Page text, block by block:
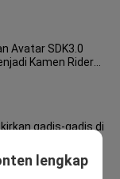
Avatar SDK3.0
Kamen Rider
gadis-gadis di
lengkap